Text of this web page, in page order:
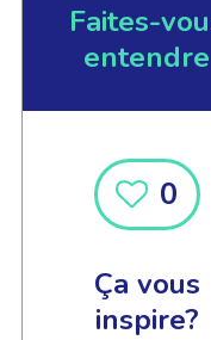
Faites-
entendre
0
Ça vous
inspire?